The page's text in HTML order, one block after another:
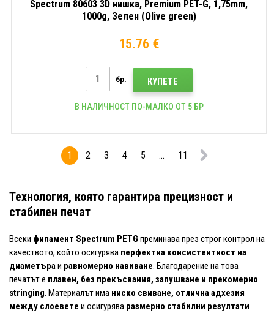
Spectrum 80603 3D нишка, Premium PET-G, 1,75mm,
1000g, Зелен (Olive green)
15.76 €
бр. КУПЕТЕ
В НАЛИЧНОСТ ПО-МАЛКО ОТ 5 БР
1 2 3 4 5 ... 11
Технология, която гарантира прецизност и
стабилен печат
Всеки филамент Spectrum PETG преминава през строг контрол на
качеството, който осигурява перфектна консистентност на
диаметъраи равномерно навиване. Благодарение на това
печатът е плавен, без прекъсвания, запушване и прекомерно
stringing. Материалът има ниско свиване, отлична адхезия
между слоевете и осигурява размерно стабилни резултати